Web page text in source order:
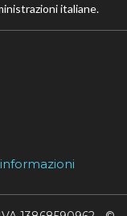
italiane.